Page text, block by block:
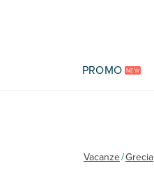
PROMO NEW
Vacanze/Grecia